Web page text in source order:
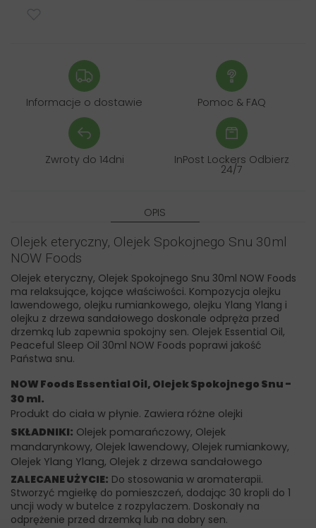
Informacje o dostawie Pomoc & FAQ
Zwroty do 14dni InPost Lockers Odbierz
24/7
OPIS
Olejek eteryczny, Olejek Spokojnego Snu 30ml
NOW Foods
Olejek eteryczny, Olejek Spokojnego Snu 30ml NOW Foods
ma relaksujące, kojące właściwości. Kompozycja olejku
lawendowego, olejku rumiankowego, olejku Ylang Ylang i
olejku z drzewa sandałowego doskonale odpręża przed
drzemką lub zapewnia spokojny sen. Olejek Essential Oil,
Peaceful Sleep Oil 30ml NOW Foods poprawi jakość
Państwa snu.
NOW Foods Essential Oil, Olejek Spokojnego Snu -
30 ml.
Produkt do ciała w płynie. Zawiera różne olejki
SKŁADNIKI: Olejek pomarańczowy, Olejek
mandarynkowy, Olejek lawendowy, Olejek rumiankowy,
Olejek Ylang Ylang, Olejek z drzewa sandałowego
ZALECANE UŻYCIE: Do stosowania w aromaterapii.
Stworzyć mgiełkę do pomieszczeń, dodając 30 kropli do 1
uncji wody w butelce z rozpylaczem. Doskonały na
odprężenie przed drzemką lub na dobry sen.